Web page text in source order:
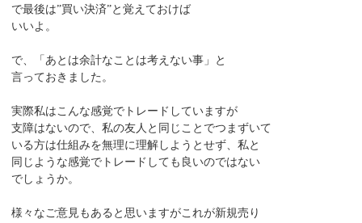
で最後は”買い決済”と覚えておけば
いいよ。
で、「あとは余計なことは考えない事」と
言っておきました。
実際私はこんな感覚でトレードしていますが
支障はないので、私の友人と同じことでつまずいて
いる方は仕組みを無理に理解しようとせず、私と
同じような感覚でトレードしても良いのではない
でしょうか。
様々なご意見もあると思いますがこれが新規売り